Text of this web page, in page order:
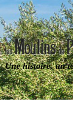
Une histoire, un